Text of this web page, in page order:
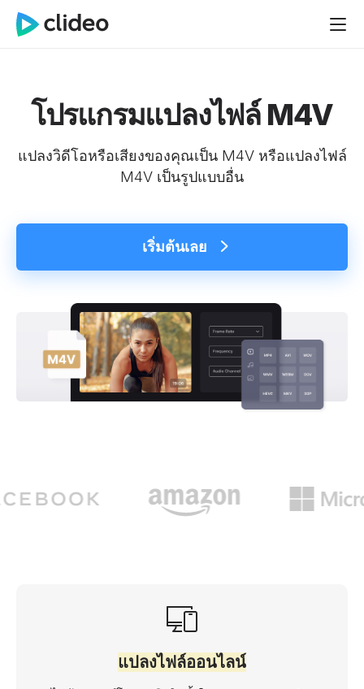
โปรแกรมแปลงไฟล์ M4V
แปลงวิดีโอหรือเสียงของคุณเป็น M4V หรือแปลงไฟล์
M4V เป็นรูปแบบอื่น
เริ่มต้นเลย
แปลงไฟล์ออนไลน์